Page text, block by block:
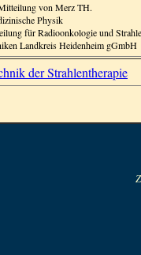
von Merz TH.
Physik
für Radioonkologie und
Landkreis Heidenheim gGmbH
der Strahlentherapie